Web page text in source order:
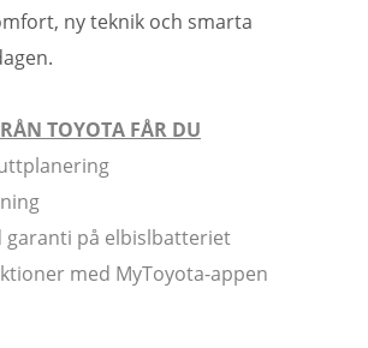
ny teknik och smarta
TOYOTA FÅR DU
garanti på elbislbatteriet
med MyToyota-appen